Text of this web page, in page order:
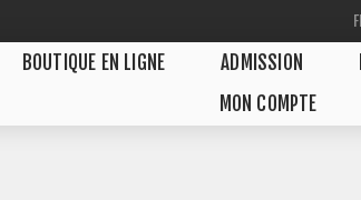
BOUTIQUE EN LIGNE ADMISSION
MON COMPTE